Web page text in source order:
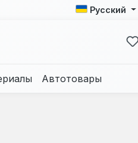
Русский
Автотовары